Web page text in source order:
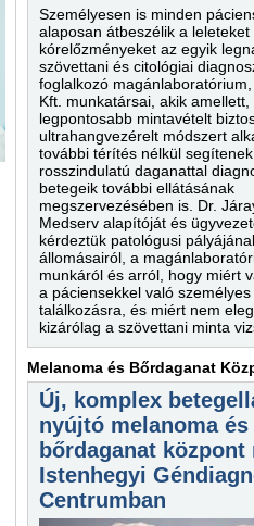
Személyesen is minden
alaposan átbeszélik a
kórelőzményeket az egyik
szövettani és citológiai
foglalkozó
Kft. munkatársai, akik amellett,
legpontosabb mintavételt
ultrahangvezérelt módszert
további térítés nélkül
rosszindulatú daganattal
betegeik további ellátásának
megszervezésében is. Dr.
Medserv alapítóját és
kérdeztük patológusi
állomásairól, a
munkáról és arról, hogy miért
a páciensekkel való személyes
találkozásra, és miért nem
kizárólag a szövettani minta
Melanoma és Bőrdaganat
Új, komplex
nyújtó melanoma és
bőrdaganat központ
Istenhegyi
Centrumban